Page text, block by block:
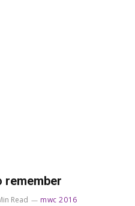
remember
Read mwc 2016